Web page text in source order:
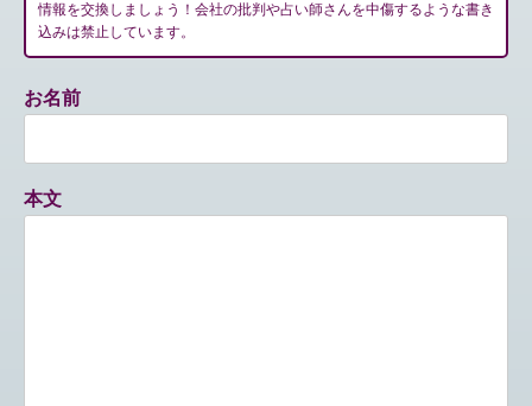
情報を交換しましょう！会社の批判や占い師さんを中傷するような書き
込みは禁止しています。
お名前
本文